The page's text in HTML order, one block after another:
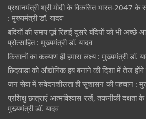
प्रधानमंत्री श्री मोदी के विकसित भारत-2047 के
: मुख्यमंत्री डॉ. यादव
बंदियों की समय पूर्व रिहाई दूसरे बंदियों को भी
प्रोत्साहित : मुख्यमंत्री डॉ. यादव
किसानों का कल्याण ही हमारा लक्ष्य : मुख्यमंत्री डॉ.
छिंदवाड़ा को औद्योगिक हब बनाने की दिशा में तेज
जन सेवा में संवेदनशीलता ही सुशासन की पहचान :
प्रशिक्षु छात्राएं आत्मविश्वास रखें, तकनीकी
मुख्यमंत्री डॉ. यादव